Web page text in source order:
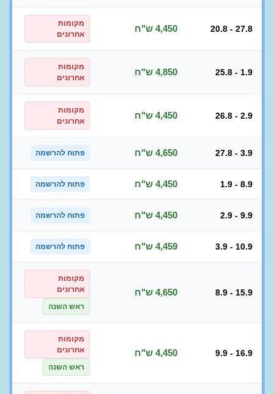
20.8 - 27.8 4,450 ש"ח
מקומות
אחרונים
25.8 - 1.9 4,850 ש"ח
מקומות
אחרונים
26.8 - 2.9 4,450 ש"ח
מקומות
אחרונים
27.8 - 3.9 4,650 ש"ח פתוח להרשמה
1.9 - 8.9 4,450 ש"ח פתוח להרשמה
2.9 - 9.9 4,450 ש"ח פתוח להרשמה
3.9 - 10.9 4,459 ש"ח פתוח להרשמה
8.9 - 15.9 4,650 ש"ח
מקומות
אחרונים
ראש השנה
9.9 - 16.9 4,450 ש"ח
מקומות
אחרונים
ראש השנה